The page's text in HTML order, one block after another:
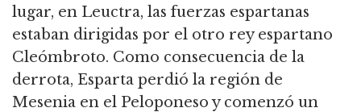
lugar, en Leuctra, las fuerzas espartanas
estaban dirigidas por el otro rey espartano
Cleómbroto. Como consecuencia de la
derrota, Esparta perdió la región de
Mesenia en el Peloponeso y comenzó un